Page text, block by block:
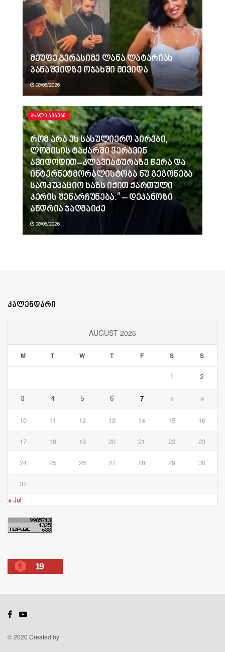
მეუფე გერასიმე ლანა ლატარიას
პანაშვიდზე ოჯახში მივიდა
08/06/2026
ᲐᲮᲐᲚᲘ ᲐᲛᲑᲔᲑᲘ
რომ არა ეს სასულიერო პირები,
ლომისის ტაძარში ვერავინ
ავიდოდით–კლავიატურაზე წერა და
ინტერნეტმორალისტობა ნუ გეგონება
საოკუპაციო ხაზს იქით ქართული
კერის შენარჩუნება.” – დეკანოზი
ანდრია ჯაღმაიძე
08/06/2026
კალენდარი
AUGUST 2026
M T W T F S S
1 2
3 4 5 6 7 8 9
10 11 12 13 14 15 16
17 18 19 20 21 22 23
24 25 26 27 28 29 30
31
« Jul
19
© 2020 Created by